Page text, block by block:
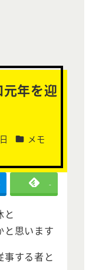
年を迎
カテゴリー
メモ
-
と
と思います
する者と